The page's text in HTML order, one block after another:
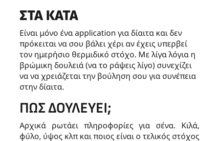
ΣΤΑ ΚΑΤΆ
Είναι μόνο ένα application για δίαιτα και δεν
πρόκειται να σου βάλει χέρι αν έχεις υπερβεί
τον ημερήσιο θερμιδικό στόχο. Με λίγα λόγια η
βρώμικη δουλειά (να το ράψεις λίγο) συνεχίζει
να να χρειάζεται την βούληση σου για συνέπεια
στην δίαιτα.
ΠΩΣ ΔΟΥΛΕΎΕΙ;
Αρχικά ρωτάει πληροφορίες για σένα. Κιλά,
φύλο, ύψος κλπ και ποιος είναι ο τελικός στόχος